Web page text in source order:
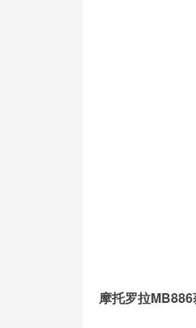
摩托罗拉